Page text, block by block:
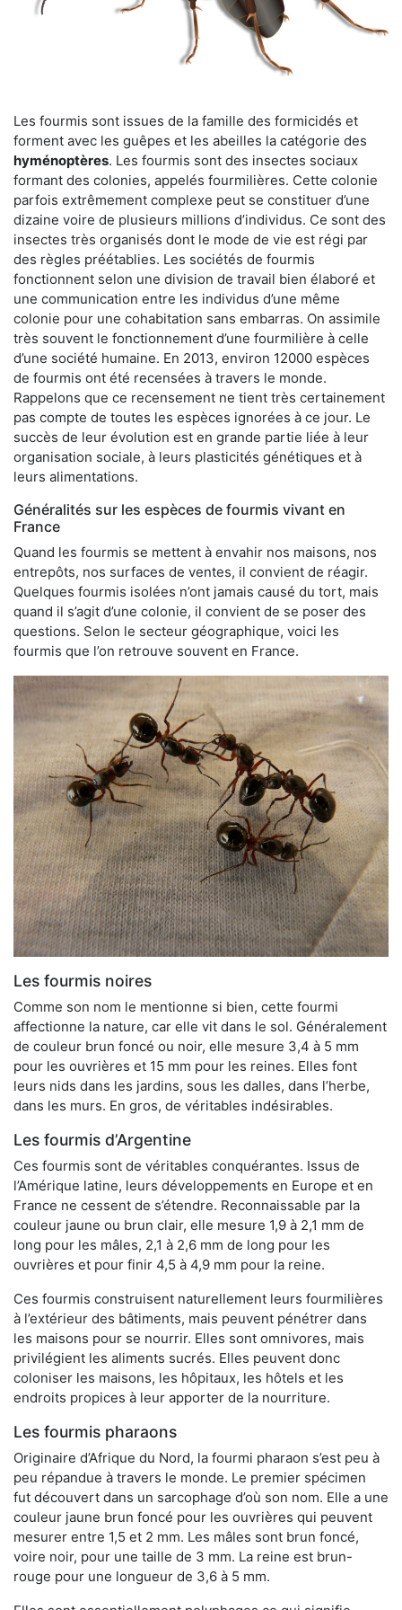
Les fourmis sont issues de la famille des formicidés et
forment avec les guêpes et les abeilles la catégorie des
hyménoptères. Les fourmis sont des insectes sociaux
formant des colonies, appelés fourmilières. Cette colonie
parfois extrêmement complexe peut se constituer d’une
dizaine voire de plusieurs millions d’individus. Ce sont des
insectes très organisés dont le mode de vie est régi par
des règles préétablies. Les sociétés de fourmis
fonctionnent selon une division de travail bien élaboré et
une communication entre les individus d’une même
colonie pour une cohabitation sans embarras. On assimile
très souvent le fonctionnement d’une fourmilière à celle
d’une société humaine. En 2013, environ 12000 espèces
de fourmis ont été recensées à travers le monde.
Rappelons que ce recensement ne tient très certainement
pas compte de toutes les espèces ignorées à ce jour. Le
succès de leur évolution est en grande partie liée à leur
organisation sociale, à leurs plasticités génétiques et à
leurs alimentations.
Généralités sur les espèces de fourmis vivant en
France
Quand les fourmis se mettent à envahir nos maisons, nos
entrepôts, nos surfaces de ventes, il convient de réagir.
Quelques fourmis isolées n’ont jamais causé du tort, mais
quand il s’agit d’une colonie, il convient de se poser des
questions. Selon le secteur géographique, voici les
fourmis que l’on retrouve souvent en France.
Les fourmis noires
Comme son nom le mentionne si bien, cette fourmi
affectionne la nature, car elle vit dans le sol. Généralement
de couleur brun foncé ou noir, elle mesure 3,4 à 5 mm
pour les ouvrières et 15 mm pour les reines. Elles font
leurs nids dans les jardins, sous les dalles, dans l’herbe,
dans les murs. En gros, de véritables indésirables.
Les fourmis d’Argentine
Ces fourmis sont de véritables conquérantes. Issus de
l’Amérique latine, leurs développements en Europe et en
France ne cessent de s’étendre. Reconnaissable par la
couleur jaune ou brun clair, elle mesure 1,9 à 2,1 mm de
long pour les mâles, 2,1 à 2,6 mm de long pour les
ouvrières et pour finir 4,5 à 4,9 mm pour la reine.
Ces fourmis construisent naturellement leurs fourmilières
à l’extérieur des bâtiments, mais peuvent pénétrer dans
les maisons pour se nourrir. Elles sont omnivores, mais
privilégient les aliments sucrés. Elles peuvent donc
coloniser les maisons, les hôpitaux, les hôtels et les
endroits propices à leur apporter de la nourriture.
Les fourmis pharaons
Originaire d’Afrique du Nord, la fourmi pharaon s’est peu à
peu répandue à travers le monde. Le premier spécimen
fut découvert dans un sarcophage d’où son nom. Elle a une
couleur jaune brun foncé pour les ouvrières qui peuvent
mesurer entre 1,5 et 2 mm. Les mâles sont brun foncé,
voire noir, pour une taille de 3 mm. La reine est brun-
rouge pour une longueur de 3,6 à 5 mm.